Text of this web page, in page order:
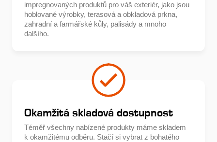
impregnovaných produktů pro váš exteriér, jako jsou
hoblované výrobky, terasová a obkladová prkna,
zahradní a farmářské kůly, palisády a mnoho
dalšího.
Okamžitá skladová dostupnost
Téměř všechny nabízené produkty máme skladem
k okamžitému odběru. Stačí si vybrat z bohatého